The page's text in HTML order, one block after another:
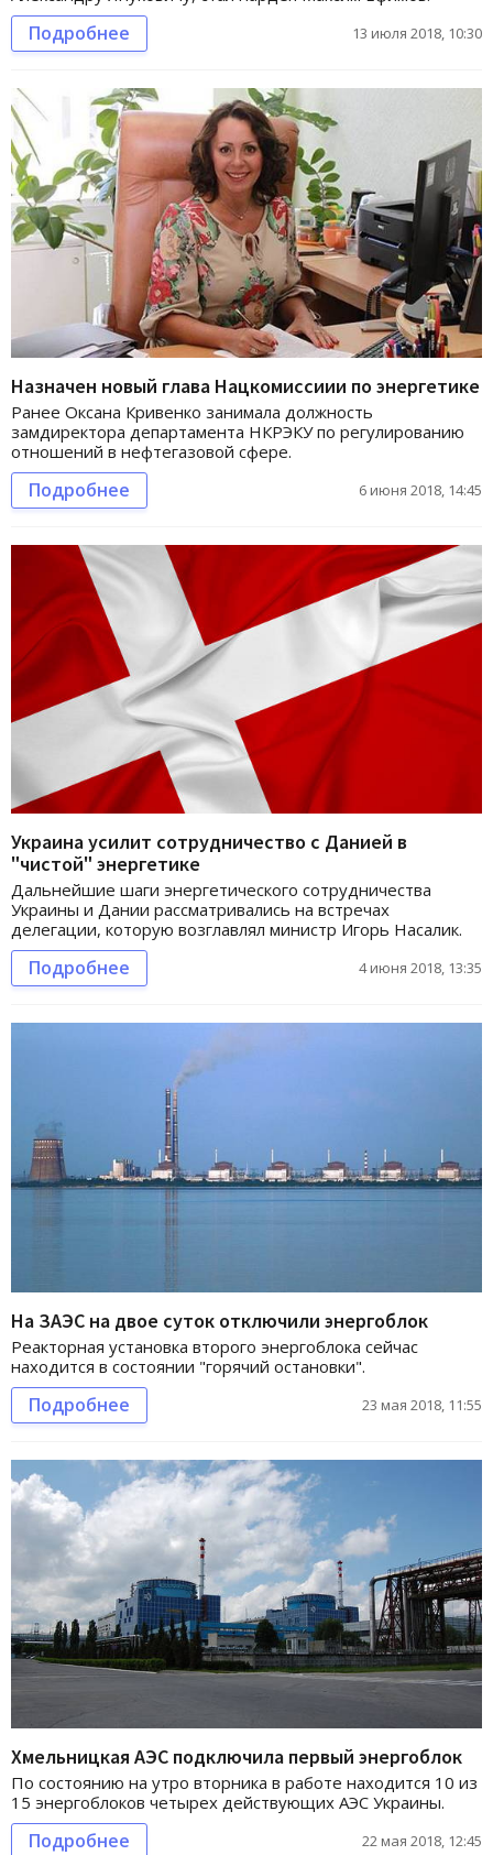
Подробнее 13 июля 2018, 10:30
Назначен новый глава Нацкомиссиии по энергетике
Ранее Оксана Кривенко занимала должность
замдиректора департамента НКРЭКУ по регулированию
отношений в нефтегазовой сфере.
Подробнее 6 июня 2018, 14:45
Украина усилит сотрудничество с Данией в
"чистой" энергетике
Дальнейшие шаги энергетического сотрудничества
Украины и Дании рассматривались на встречах
делегации, которую возглавлял министр Игорь Насалик.
Подробнее 4 июня 2018, 13:35
На ЗАЭС на двое суток отключили энергоблок
Реакторная установка второго энергоблока сейчас
находится в состоянии "горячий остановки".
Подробнее 23 мая 2018, 11:55
Хмельницкая АЭС подключила первый энергоблок
По состоянию на утро вторника в работе находится 10 из
15 энергоблоков четырех действующих АЭС Украины.
Подробнее 22 мая 2018, 12:45